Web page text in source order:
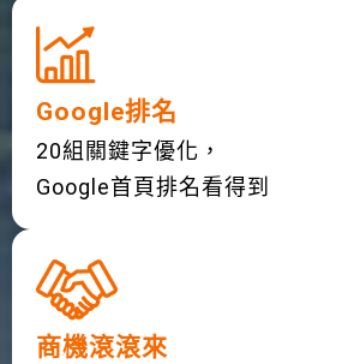
Google排名
20組關鍵字優化，
Google首頁排名看得到
商機滾滾來